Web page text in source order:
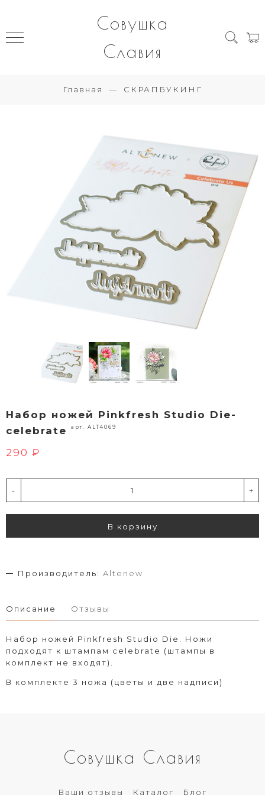
Совушка
Славия
Главная СКРАПБУКИНГ
Набор ножей Pinkfresh Studio Die-
celebrate
арт. ALT4069
290 ₽
- +
В корзину
Производитель: Altenew
Описание Отзывы
Набор ножей Pinkfresh Studio Die. Ножи
подходят к штампам celebrate (штампы в
комплект не входят).
В комплекте 3 ножа (цветы и две надписи)
Совушка Славия
Ваши отзывы Каталог Блог